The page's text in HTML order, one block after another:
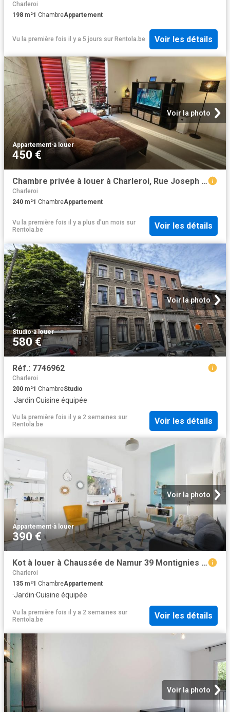
Charleroi
198 m²1 ChambreAppartement
Vu la première fois il y a 5 jours sur Rentola.be Voir les détails
Voir la photo
Appartement·à louer
450 €
Chambre privée à louer à Charleroi, Rue Joseph Lambillotte
Charleroi
240 m²1 ChambreAppartement
Vu la première fois il y a plus d'un mois sur
Rentola.be
Voir les détails
Voir la photo
Studio·à louer
580 €
Réf.: 7746962
Charleroi
200 m²1 ChambreStudio
·Jardin·Cuisine équipée
Vu la première fois il y a 2 semaines sur
Rentola.be
Voir les détails
Voir la photo
Appartement·à louer
390 €
Kot à louer à Chaussée de Namur 39 Montignies sur Sambre
Charleroi
135 m²1 ChambreAppartement
·Jardin·Cuisine équipée
Vu la première fois il y a 2 semaines sur
Rentola.be
Voir les détails
Voir la photo